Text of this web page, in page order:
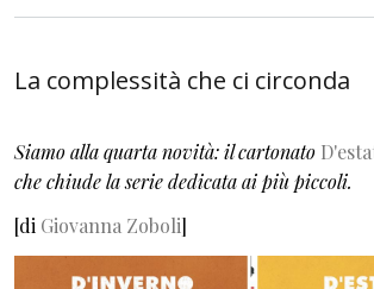
La complessità che ci circonda
Siamo alla quarta novità: il cartonato
che chiude la serie dedicata ai più piccoli.
[di Giovanna Zoboli]